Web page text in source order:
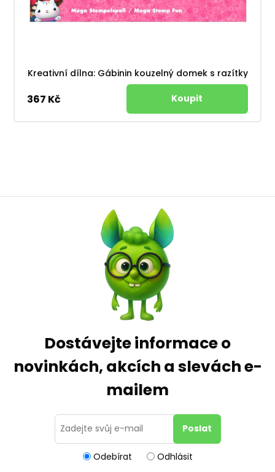
Kreativní dílna: Gábinin kouzelný domek s razítky
367 Kč
Dostávejte informace o
novinkách, akcích a slevách e-
mailem
Odebírat Odhlásit